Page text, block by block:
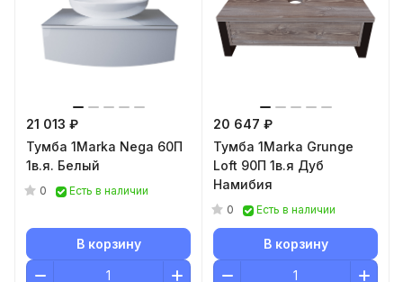
21 013 ₽
Тумба 1Marka Nega 60П
1в.я. Белый
0 Есть в наличии
В корзину
20 647 ₽
Тумба 1Marka Grunge
Loft 90П 1в.я Дуб
Намибия
0 Есть в наличии
В корзину